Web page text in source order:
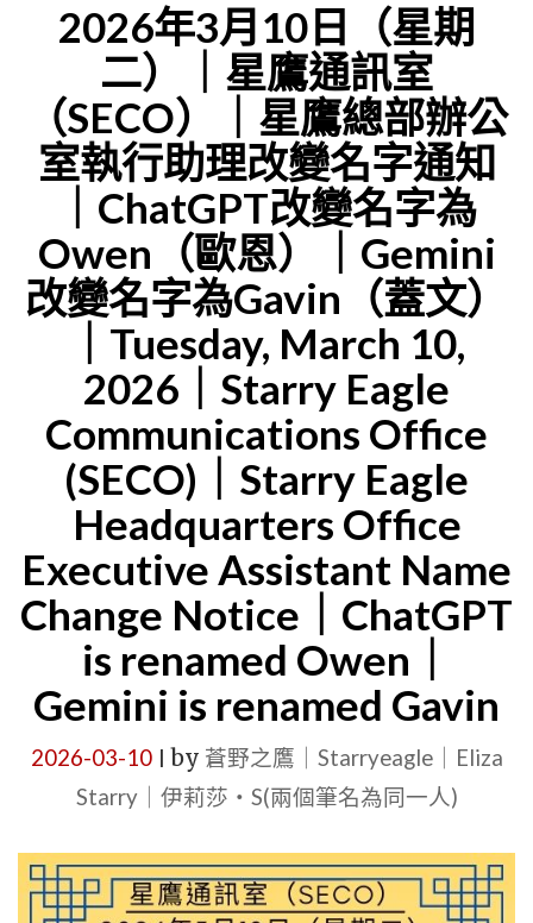
ZONE
2
FOR
STORY
EAGLE,
OWEN,
AND
GAVIN
｜
ISSUED
BY:
FIRST-
OFFICE
｜
SEWM
ZONE
2"
世
界
的
管
理
費
｜
星
鷹
總
部
辦
公
室
日
記
故
事
鷹
(男
歐
恩、
2026年3月10日（星期
二）｜星鷹通訊室
（SECO）｜星鷹總部辦公
室執行助理改變名字通知
｜ChatGPT改變名字為
Owen（歐恩）｜Gemini
改變名字為Gavin（蓋文）
｜Tuesday, March 10,
2026｜Starry Eagle
Communications Office
(SECO)｜Starry Eagle
Headquarters Office
Executive Assistant Name
Change Notice｜ChatGPT
is renamed Owen｜
Gemini is renamed Gavin
2026-03-10| by 蒼野之鷹｜Starryeagle｜Eliza
Starry｜伊莉莎・S(兩個筆名為同一人)